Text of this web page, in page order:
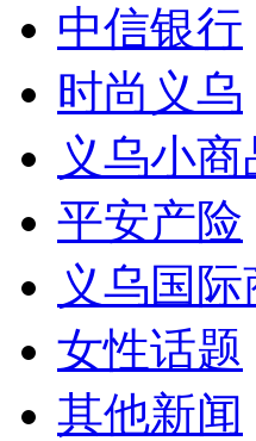
中信银行
时尚义乌
义乌小
平安产险
义乌国
女性话题
其他新闻